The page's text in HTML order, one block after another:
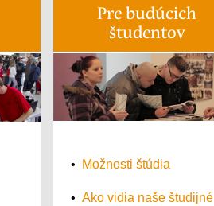
Pre budúcich
študentov
• Možnosti štúdia
• Ako vidia naše študijné